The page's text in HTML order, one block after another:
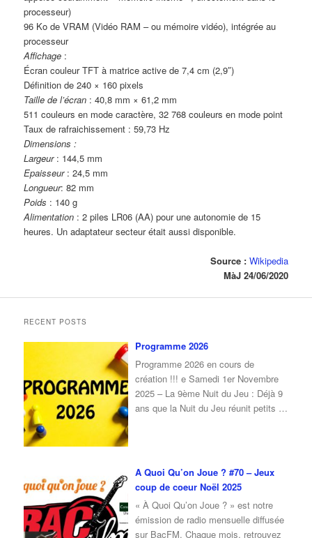
processeur)
96 Ko de VRAM (Vidéo RAM – ou mémoire vidéo), intégrée au
processeur
Affichage :
Écran couleur TFT à matrice active de 7,4 cm (2,9″)
Définition de 240 × 160 pixels
Taille de l’écran : 40,8 mm × 61,2 mm
511 couleurs en mode caractère, 32 768 couleurs en mode point
Taux de rafraichissement : 59,73 Hz
Dimensions :
Largeur : 144,5 mm
Epaisseur : 24,5 mm
Longueur: 82 mm
Poids : 140 g
Alimentation : 2 piles LR06 (AA) pour une autonomie de 15
heures. Un adaptateur secteur était aussi disponible.
Source : Wikipedia
MàJ 24/06/2020
RECENT POSTS
Programme 2026
Programme 2026 en cours de
création !!! e Samedi 1er Novembre
2025 – La 9ème Nuit du Jeu : Déjà 9
ans que la Nuit du Jeu réunit petits et
1er novembre 2025, de 16 h à…
A Quoi Qu’on Joue ? #70 – Jeux
coup de coeur Noël 2025
« À Quoi Qu’on Joue ? » est notre
émission de radio mensuelle diffusée
sur BacFM. Chaque mois, retrouvez